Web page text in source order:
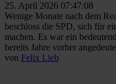
25. April 2026 07:47:08
Wenige Monate nach dem
beschloss die SPD, sich für
machen. Es war ein
bereits Jahre vorher
von Felix Lieb